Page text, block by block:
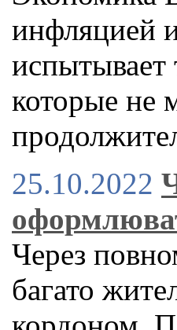
инфляцией
испытывает
которые не
25.10.2022
Через
багато